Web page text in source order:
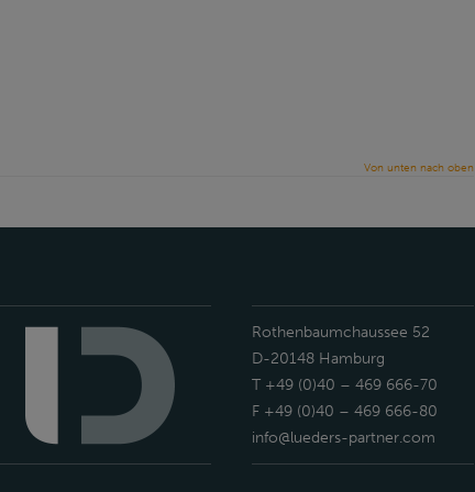
Von unten nach oben
Rothenbaumchaussee 52
D-20148 Hamburg
T +49 (0)40 – 469 666-70
F +49 (0)40 – 469 666-80
info@lueders-partner.com